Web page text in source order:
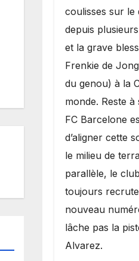
coulisses sur le
depuis
et la grave
Frenkie de
du genou) à la
monde. Reste à
FC Barcelone
d’aligner cette
le milieu de
parallèle, le
toujours
nouveau
lâche pas la
Alvarez.